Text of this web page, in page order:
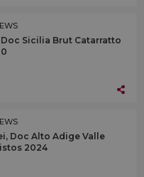
Sicilia Brut Catarratto
Doc Alto Adige Valle
2024